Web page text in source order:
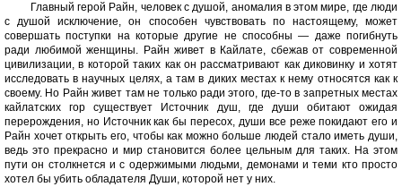
Главный герой Райн, человек с душой, аномалия в этом мире, где люди
с душой исключение, он способен чувствовать по настоящему, может
совершать поступки на которые другие не способны — даже погибнуть
ради любимой женщины. Райн живет в Кайлате, сбежав от современной
цивилизации, в которой таких как он рассматривают как диковинку и хотят
исследовать в научных целях, а там в диких местах к нему относятся как к
своему. Но Райн живет там не только ради этого, где-то в запретных местах
кайлатских гор существует Источник душ, где души обитают ожидая
перерождения, но Источник как бы пересох, души все реже покидают его и
Райн хочет открыть его, чтобы как можно больше людей стало иметь души,
ведь это прекрасно и мир становится более цельным для таких. На этом
пути он столкнется и с одержимыми людьми, демонами и теми кто просто
хотел бы убить обладателя Души, которой нет у них.